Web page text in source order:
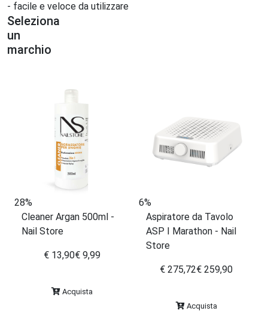
- facile e veloce da utilizzare
Seleziona
un
marchio
28%
Cleaner Argan 500ml -
Nail Store
€ 13,90€ 9,99
Acquista
6%
Aspiratore da Tavolo
ASP I Marathon - Nail
Store
€ 275,72€ 259,90
Acquista